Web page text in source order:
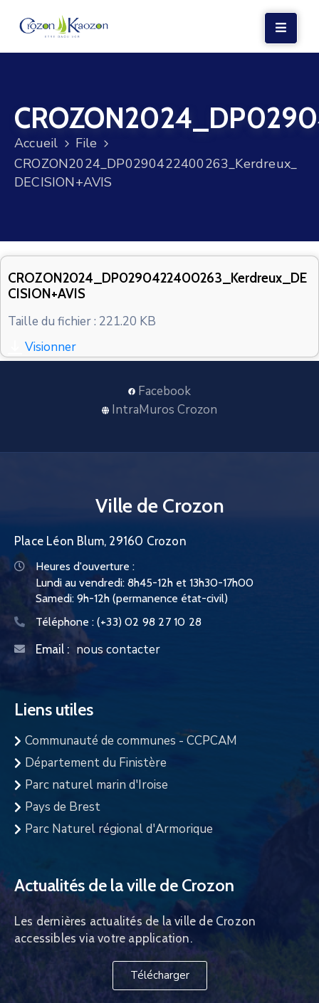
VIE
LOCALE
VIE
SOCIALE
MER
VOS
DÉMARCHES
CONTACT
Accueil
File
CROZON2024_DP0290422400263_Kerdreux_
DECISION+AVIS
CROZON2024_DP0290422400263_Kerdreux_DE
CISION+AVIS
Taille du fichier : 221.20 KB
Visionner
Facebook
IntraMuros Crozon
Ville de Crozon
Place Léon Blum, 29160 Crozon
Heures d'ouverture :
Lundi au vendredi: 8h45-12h et 13h30-17h00
Samedi: 9h-12h (permanence état-civil)
Téléphone : (+33) 02 98 27 10 28
Email : nous contacter
Liens utiles
Communauté de communes - CCPCAM
Département du Finistère
Parc naturel marin d'Iroise
Pays de Brest
Parc Naturel régional d'Armorique
Actualités de la ville de Crozon
Les dernières actualités de la ville de Crozon
accessibles via votre application.
Télécharger